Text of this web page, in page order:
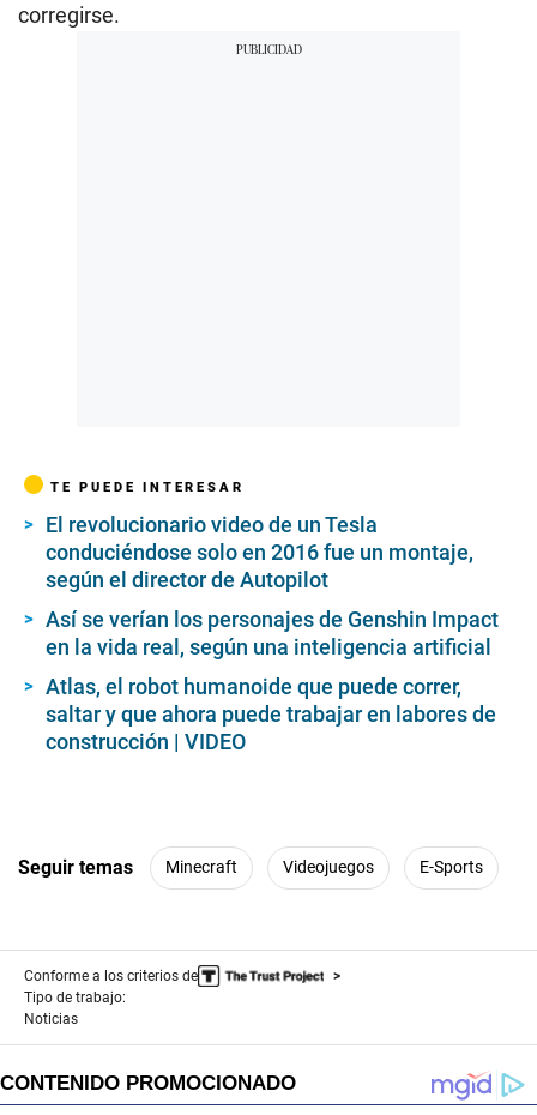
corregirse.
TE PUEDE INTERESAR
El revolucionario video de un Tesla
conduciéndose solo en 2016 fue un montaje,
según el director de Autopilot
Así se verían los personajes de Genshin Impact
en la vida real, según una inteligencia artificial
Atlas, el robot humanoide que puede correr,
saltar y que ahora puede trabajar en labores de
construcción | VIDEO
Seguir temas Minecraft Videojuegos E-Sports
Conforme a los criterios de
Tipo de trabajo:
Noticias